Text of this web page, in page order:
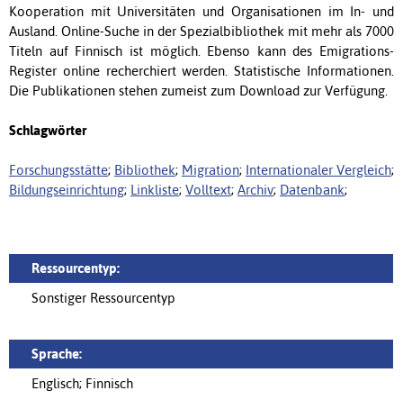
Kooperation mit Universitäten und Organisationen im In- und
Ausland. Online-Suche in der Spezialbibliothek mit mehr als 7000
Titeln auf Finnisch ist möglich. Ebenso kann des Emigrations-
Register online recherchiert werden. Statistische Informationen.
Die Publikationen stehen zumeist zum Download zur Verfügung.
Schlagwörter
Forschungsstätte; Bibliothek; Migration; Internationaler Vergleich;
Bildungseinrichtung; Linkliste; Volltext; Archiv; Datenbank;
Ressourcentyp:
Sonstiger Ressourcentyp
Sprache:
Englisch; Finnisch